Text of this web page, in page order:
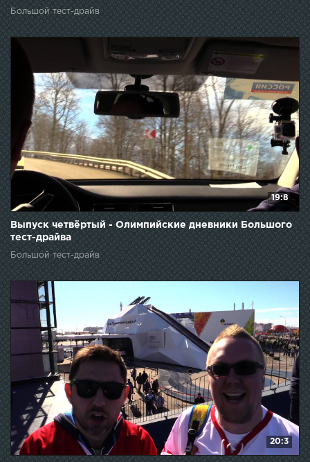
Большой тест-драйв
19:8
Выпуск четвёртый - Олимпийские дневники Большого
тест-драйва
Большой тест-драйв
20:3